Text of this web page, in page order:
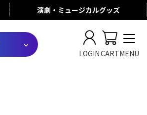
演劇・ミュージカルグッズ
LOGINCARTMENU